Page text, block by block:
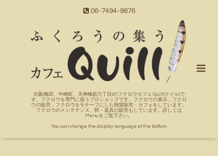
06-7494-9876
大阪(梅田、中崎町、天神橋筋六丁目)のフクロウカフェ Quill(クイル)で
す。フクロウを専門に扱うプロショップです。フクロウの展示，フクロ
ウの販売，フクロウをモチーフにした雑貨販売・カフェをしています。
フクロウのメンテナンス、餌・道具の販売もしています。詳しくは
Menuをご覧下さい。
You can change the display language at the bottom.